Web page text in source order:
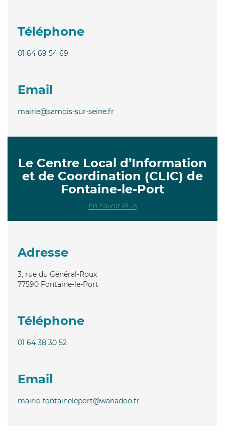
Téléphone
01 64 69 54 69
Email
mairie@samois-sur-seine.fr
Le Centre Local d’Information
et de Coordination (CLIC) de
Fontaine-le-Port
En Savoir Plus
Adresse
3, rue du Général-Roux
77590 Fontaine-le-Port
Téléphone
01 64 38 30 52
Email
mairie-fontaineleport@wanadoo.fr